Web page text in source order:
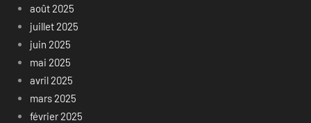
août 2025
juillet 2025
juin 2025
mai 2025
avril 2025
mars 2025
février 2025